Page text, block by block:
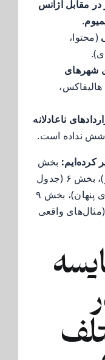
مقابل آژانس
.
(محتوا،
شهرهای
هالیفاکس،
ناعادلانه
نداده است.
کرده‌ایم: بخش
۴ (قیمت بر اساس نوع کسب‌وکار)، بخش ۶ (جدول
مقایسه مدل‌ها)، بخش ۷ (هزینه‌های پنهان)، بخش ۹
(کلاهبرداری‌های رایج) و بخش ۱۰ (مثال‌های واقعی